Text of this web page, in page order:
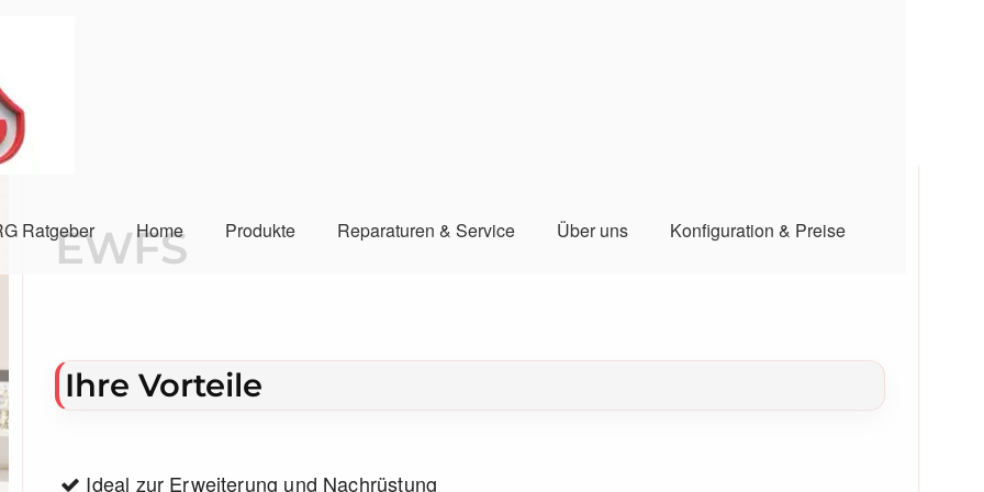
Ratgeber Home Produkte Reparaturen & Service Über uns Konfiguration & Preise
EWFS
Ihre Vorteile
Ideal zur Erweiterung und Nachrüstung